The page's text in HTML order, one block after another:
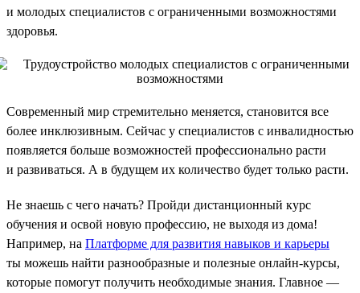
и молодых специалистов с ограниченными возможностями
здоровья.
Современный мир стремительно меняется, становится все
более инклюзивным. Сейчас у специалистов с инвалидностью
появляется больше возможностей профессионально расти
и развиваться. А в будущем их количество будет только расти.
Не знаешь с чего начать? Пройди дистанционный курс
обучения и освой новую профессию, не выходя из дома!
Например, на Платформе для развития навыков и карьеры
ты можешь найти разнообразные и полезные онлайн-курсы,
которые помогут получить необходимые знания. Главное —